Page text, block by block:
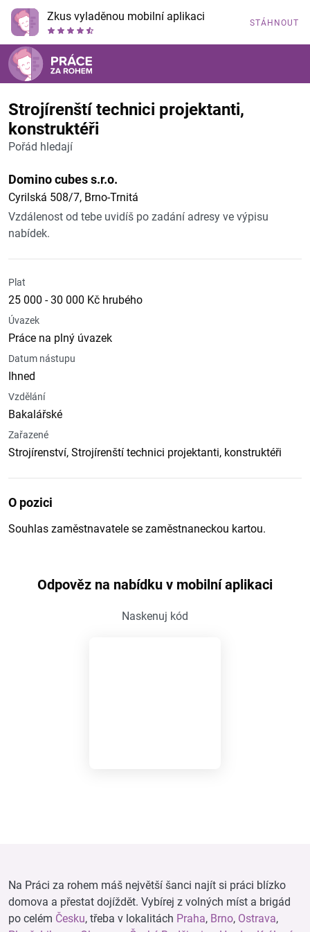
Zkus vyladěnou mobilní aplikaci STÁHNOUT
Strojírenští technici projektanti,
konstruktéři
Pořád hledají
Domino cubes s.r.o.
Cyrilská 508/7, Brno-Trnitá
Vzdálenost od tebe uvidíš po zadání adresy ve výpisu
nabídek.
Plat
25 000 - 30 000 Kč hrubého
Úvazek
Práce na plný úvazek
Datum nástupu
Ihned
Vzdělání
Bakalářské
Zařazené
Strojírenství, Strojírenští technici projektanti, konstruktéři
O pozici
Souhlas zaměstnavatele se zaměstnaneckou kartou.
Odpověz na nabídku v mobilní aplikaci
Naskenuj kód
Na Práci za rohem máš největší šanci najít si práci blízko
domova a přestat dojíždět. Vybírej z volných míst a brigád
po celém Česku, třeba v lokalitách Praha, Brno, Ostrava,